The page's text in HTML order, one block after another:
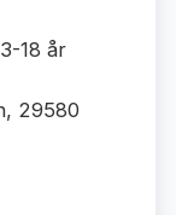
18 år
29580